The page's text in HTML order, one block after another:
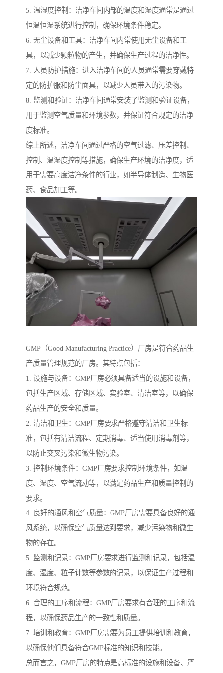
5. 温湿度控制：洁净车间内部的温度和湿度通常是通过
恒温恒湿系统进行控制，确保环境条件稳定。
6. 无尘设备和工具：洁净车间内常使用无尘设备和工
具，以减少颗粒物的产生，并确保生产过程的洁净性。
7. 人员防护措施：进入洁净车间的人员通常需要穿戴特
定的防护服和防尘面具，以减少人员带入的污染物。
8. 监测和验证：洁净车间通常安装了监测和验证设备，
用于监测空气质量和环境参数，并保证符合规定的洁净
度标准。
综上所述，洁净车间通过严格的空气过滤、压差控制、
控制、温湿度控制等措施，确保生产环境的洁净度，适
用于需要高度洁净条件的行业，如半导体制造、生物医
药、食品加工等。
GMP（Good Manufacturing Practice）厂房是符合药品生
产质量管理规范的厂房。其特点包括：
1. 设施与设备：GMP厂房必须具备适当的设施和设备，
包括生产区域、存储区域、实验室、清洁室等，以确保
药品生产的安全和质量。
2. 清洁和卫生：GMP厂房要求严格遵守清洁和卫生标
准，包括有清洁流程、定期消毒、适当使用消毒剂等，
以防止交叉污染和微生物污染。
3. 控制环境条件：GMP厂房要求控制环境条件，如温
度、湿度、空气流动等，以满足药品生产和质量控制的
要求。
4. 良好的通风和空气质量：GMP厂房需要具备良好的通
风系统，以确保空气质量达到要求，减少污染物和微生
物的存在。
5. 监测和记录：GMP厂房要求进行监测和记录，包括温
度、湿度、粒子计数等参数的记录，以保证生产过程和
环境符合规范。
6. 合理的工序和流程：GMP厂房要求有合理的工序和流
程，以确保药品生产的一致性和质量。
7. 培训和教育：GMP厂房需要为员工提供培训和教育，
以确保他们具备符合GMP标准的知识和技能。
总而言之，GMP厂房的特点是高标准的设施和设备、严